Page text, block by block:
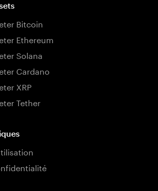
Bitcoin
Ethereum
Solana
Cardano
XRP
Tether